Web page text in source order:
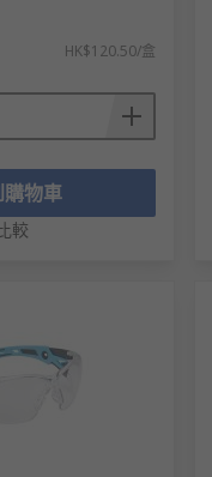
HK$120.50/盒
物車
較